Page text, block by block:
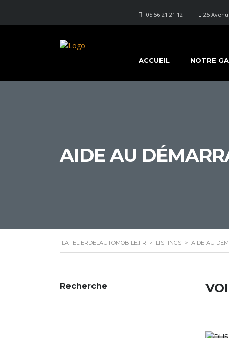
25
05 56 21 21 12
ACCUEIL NOTRE
AIDE AU
LATELIERDELAUTOMOBILE.FR > LISTINGS > AIDE AU
Recherche